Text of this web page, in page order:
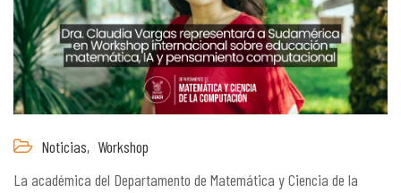
Noticias, Workshop
La académica del Departamento de Matemática y Ciencia de la